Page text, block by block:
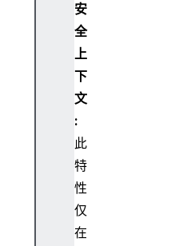
安
全
上
下
文
:
此
特
性
仅
在